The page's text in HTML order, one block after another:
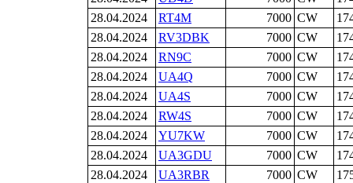
28.04.2024
RT4M 7000 CW
28.04.2024
RV3DBK 7000 CW
28.04.2024
RN9C 7000 CW
28.04.2024
UA4Q 7000 CW
28.04.2024
UA4S 7000 CW
28.04.2024
RW4S 7000 CW
28.04.2024
YU7KW 7000 CW
28.04.2024
UA3GDU 7000 CW
28.04.2024
UA3RBR 7000 CW